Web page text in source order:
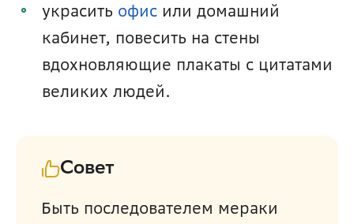
украсить офис или домашний
кабинет, повесить на стены
вдохновляющие плакаты с цитатами
великих людей.
Совет
Быть последователем мераки